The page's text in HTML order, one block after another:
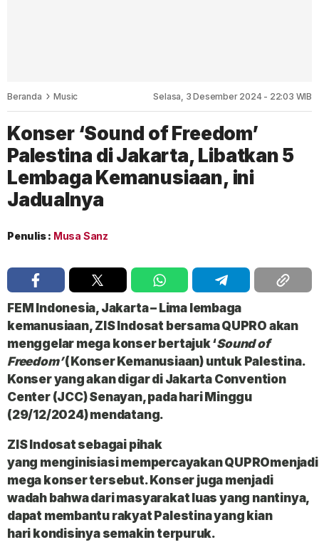
Beranda Music Selasa, 3 Desember 2024 - 22:03 WIB
Konser ‘Sound of Freedom’
Palestina di Jakarta, Libatkan 5
Lembaga Kemanusiaan, ini
Jadualnya
Penulis : Musa Sanz
FEM Indonesia, Jakarta– Lima lembaga
kemanusiaan, ZIS IndosatbersamaQUPRO akan
menggelar mega konser bertajuk ‘Sound of
Freedom’( Konser Kemanusiaan) untuk Palestina.
Konser yang akan digar di Jakarta Convention
Center (JCC) Senayan, pada hari Minggu
(29/12/2024) mendatang.
ZIS Indosatsebagai pihak
yang menginisiasimempercayakanQUPRO
mega konsertersebut. Konser juga menjadi
wadah bahwa dari masyarakat luas yang nantinya,
dapat membantu rakyat Palestinayang kian
hari kondisinya semakin terpuruk.